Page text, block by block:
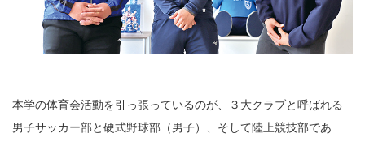
本学の体育会活動を引っ張っているのが、３大クラブと呼ばれる
男子サッカー部と硬式野球部（男子）、そして陸上競技部であ